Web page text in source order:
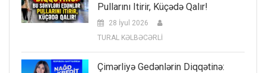
Pullarını Itirir, Küçədə Qalır!
28 İyul 2026
TURAL KƏLBƏCƏRLİ
Çimərliyə Gedənlərin Diqqətinə: